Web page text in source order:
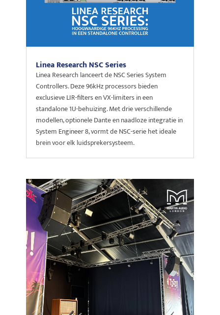
Linea Research NSC Series
Linea Research lanceert de NSC Series System
Controllers. Deze 96kHz processors bieden
exclusieve LIR-filters en VX-limiters in een
standalone 1U-behuizing. Met drie verschillende
modellen, optionele Dante en naadloze integratie in
System Engineer 8, vormt de NSC-serie het ideale
brein voor elk luidsprekersysteem.